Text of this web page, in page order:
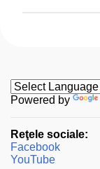
i
t
i
u
n
Powered by
Reţele sociale:
Facebook
YouTube